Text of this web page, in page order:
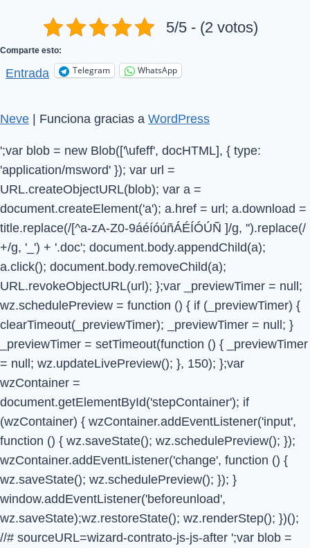
5/5 - (2 votos)
Comparte esto:
Entrada Telegram WhatsApp
Neve | Funciona gracias a WordPress
';var blob = new Blob(['\ufeff', docHTML], { type:
'application/msword' }); var url =
URL.createObjectURL(blob); var a =
document.createElement('a'); a.href = url; a.download =
title.replace(/[^a-zA-Z0-9áéíóúñÁÉÍÓÚÑ ]/g, '').replace(/
+/g, '_') + '.doc'; document.body.appendChild(a);
a.click(); document.body.removeChild(a);
URL.revokeObjectURL(url); };var _previewTimer = null;
wz.schedulePreview = function () { if (_previewTimer) {
clearTimeout(_previewTimer); _previewTimer = null; }
_previewTimer = setTimeout(function () { _previewTimer
= null; wz.updateLivePreview(); }, 150); };var
wzContainer =
document.getElementById('stepContainer'); if
(wzContainer) { wzContainer.addEventListener('input',
function () { wz.saveState(); wz.schedulePreview(); });
wzContainer.addEventListener('change', function () {
wz.saveState(); wz.schedulePreview(); }); }
window.addEventListener('beforeunload',
wz.saveState);wz.restoreState(); wz.renderStep(); })();
//# sourceURL=wizard-contrato-js-js-after ';var blob =